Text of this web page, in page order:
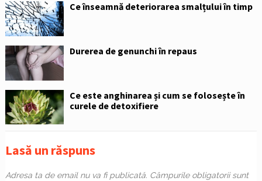
Ce înseamnă deteriorarea smalțului în timp
Durerea de genunchi în repaus
Ce este anghinarea și cum se folosește în
curele de detoxifiere
Lasă un răspuns
Adresa ta de email nu va fi publicată. Câmpurile obligatorii sunt